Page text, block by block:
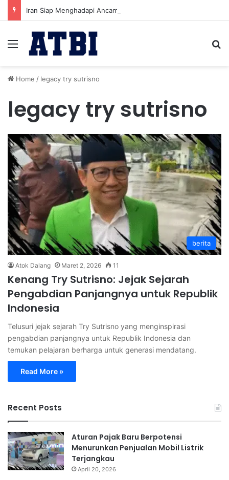
Menu
Home / legacy try sutrisno
legacy try sutrisno
berita
Atok Dalang Maret 2, 2026 11
Kenang Try Sutrisno: Jejak Sejarah
Pengabdian Panjangnya untuk Republik
Indonesia
Telusuri jejak sejarah Try Sutrisno yang menginspirasi
pengabdian panjangnya untuk Republik Indonesia dan
temukan pelajaran berharga untuk generasi mendatang.
Read More »
Recent Posts
Aturan Pajak Baru Berpotensi
Menurunkan Penjualan Mobil Listrik
Terjangkau
April 20, 2026